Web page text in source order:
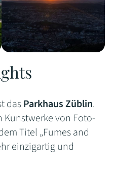
dasParkhaus Züblin.
Kunstwerke von Foto-
Titel „Fumes and
einzigartig und